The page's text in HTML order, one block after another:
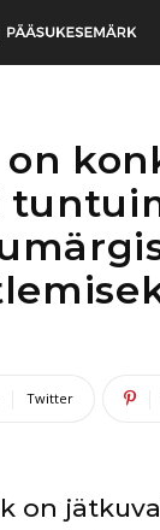
on
Twitter
on